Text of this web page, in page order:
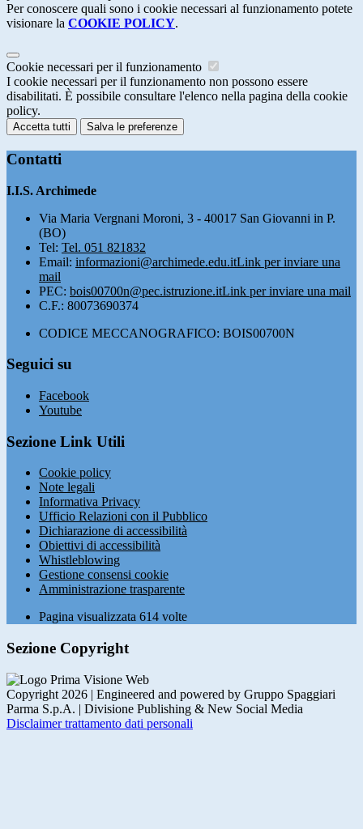
Per conoscere quali sono i cookie necessari al funzionamento potete
visionare la COOKIE POLICY.
Cookie necessari per il funzionamento
I cookie necessari per il funzionamento non possono essere
disabilitati. È possibile consultare l'elenco nella pagina della cookie
policy.
Accetta tutti Salva le preferenze
Contatti
I.I.S. Archimede
Via Maria Vergnani Moroni, 3 - 40017 San Giovanni in P.
(BO)
Tel: Tel. 051 821832
Email: informazioni@archimede.edu.itLink per inviare una
mail
PEC: bois00700n@pec.istruzione.itLink per inviare una mail
C.F.: 80073690374
CODICE MECCANOGRAFICO: BOIS00700N
Seguici su
Facebook
Youtube
Sezione Link Utili
Cookie policy
Note legali
Informativa Privacy
Ufficio Relazioni con il Pubblico
Dichiarazione di accessibilità
Obiettivi di accessibilità
Whistleblowing
Gestione consensi cookie
Amministrazione trasparente
Pagina visualizzata 614 volte
Sezione Copyright
Copyright 2026 | Engineered and powered by Gruppo Spaggiari
Parma S.p.A. | Divisione Publishing & New Social Media
Disclaimer trattamento dati personali